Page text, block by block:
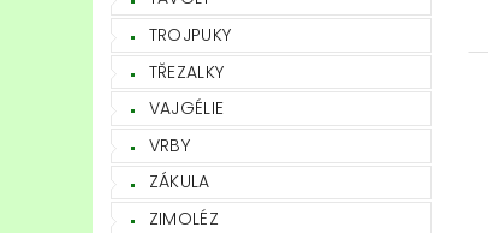
TROJPUKY
TŘEZALKY
VAJGÉLIE
VRBY
ZÁKULA
ZIMOLÉZ